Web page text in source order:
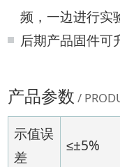
频，一边进行实
后期产品固件可
产品参数 /
示值误
差
≤±5%